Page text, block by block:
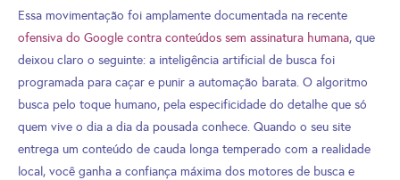
Essa movimentação foi amplamente documentada na recente
ofensiva do Google contra conteúdos sem assinatura humana, que
deixou claro o seguinte: a inteligência artificial de busca foi
programada para caçar e punir a automação barata. O algoritmo
busca pelo toque humano, pela especificidade do detalhe que só
quem vive o dia a dia da pousada conhece. Quando o seu site
entrega um conteúdo de cauda longa temperado com a realidade
local, você ganha a confiança máxima dos motores de busca e